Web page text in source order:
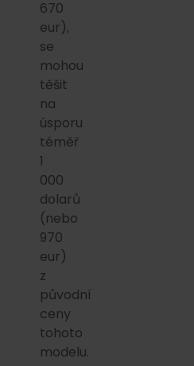
670
eur),
se
mohou
těšit
na
úsporu
téměř
1
000
dolarů
(nebo
970
eur)
z
původní
ceny
tohoto
modelu.